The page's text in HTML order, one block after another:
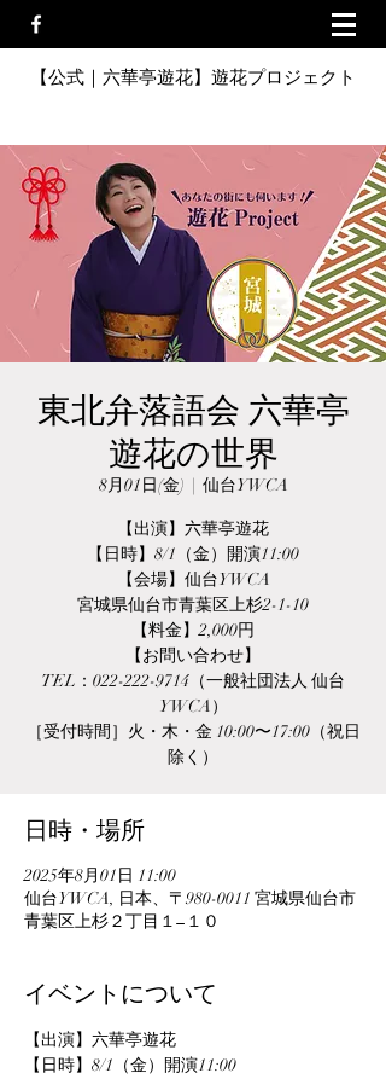
【公式｜六華亭遊花】遊花プロジェクト
東北弁落語会 六華亭
遊花の世界
8月01日(金)
  |
仙台YWCA
【出演】六華亭遊花
【日時】8/1（金）開演11:00
【会場】仙台YWCA
宮城県仙台市青葉区上杉2-1-10
【料金】2,000円
【お問い合わせ】
TEL：022-222-9714（一般社団法人 仙台
YWCA）
［受付時間］火・木・金 10:00〜17:00（祝日
除く）
日時・場所
2025年8月01日 11:00
仙台YWCA, 日本、〒980-0011 宮城県仙台市
青葉区上杉２丁目１−１０
イベントについて
【出演】六華亭遊花
【日時】8/1（金）開演11:00